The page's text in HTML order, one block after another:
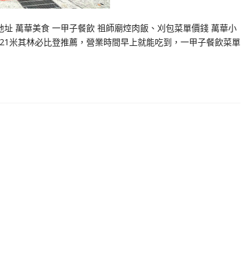
萬華美食 一甲子餐飲 祖師廟焢肉飯、刈包菜單價錢 萬華小
米其林必比登推薦，營業時間早上就能吃到，一甲子餐飲菜單